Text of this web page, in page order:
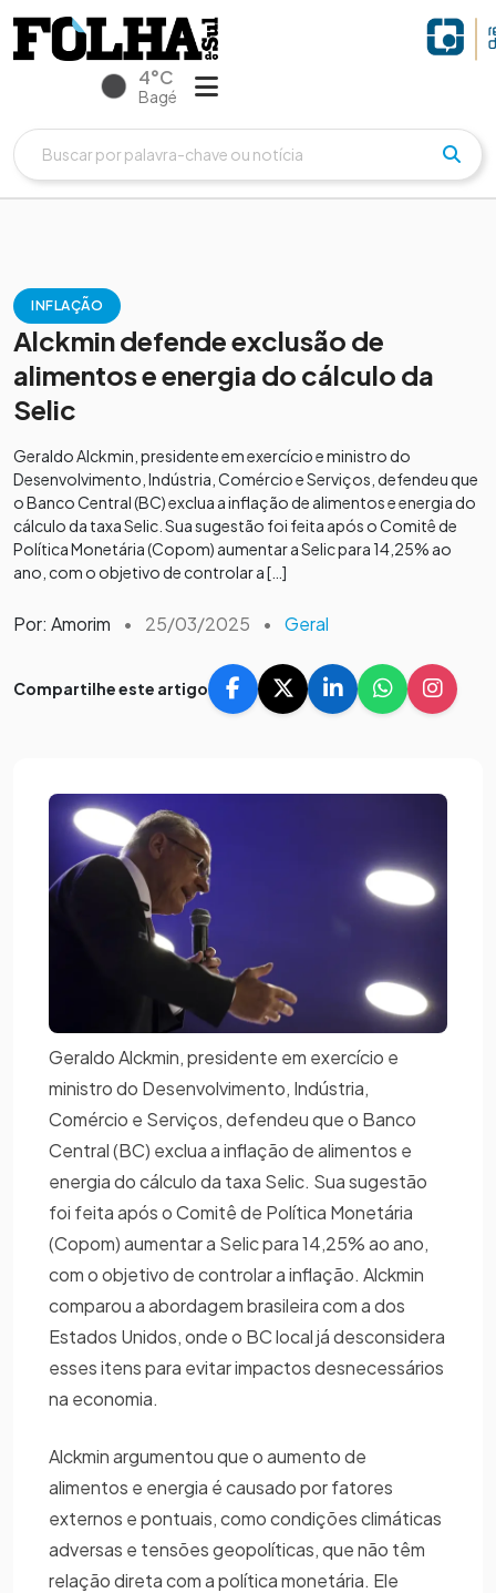
4°C
Bagé
INFLAÇÃO
Alckmin defende exclusão de
alimentos e energia do cálculo da
Selic
Geraldo Alckmin, presidente em exercício e ministro do
Desenvolvimento, Indústria, Comércio e Serviços, defendeu que
o Banco Central (BC) exclua a inflação de alimentos e energia do
cálculo da taxa Selic. Sua sugestão foi feita após o Comitê de
Política Monetária (Copom) aumentar a Selic para 14,25% ao
ano, com o objetivo de controlar a […]
Por: Amorim • 25/03/2025 • Geral
Compartilhe este artigo
Geraldo Alckmin, presidente em exercício e
ministro do Desenvolvimento, Indústria,
Comércio e Serviços, defendeu que o Banco
Central (BC) exclua a inflação de alimentos e
energia do cálculo da taxa Selic. Sua sugestão
foi feita após o Comitê de Política Monetária
(Copom) aumentar a Selic para 14,25% ao ano,
com o objetivo de controlar a inflação. Alckmin
comparou a abordagem brasileira com a dos
Estados Unidos, onde o BC local já desconsidera
esses itens para evitar impactos desnecessários
na economia.
Alckmin argumentou que o aumento de
alimentos e energia é causado por fatores
externos e pontuais, como condições climáticas
adversas e tensões geopolíticas, que não têm
relação direta com a política monetária. Ele